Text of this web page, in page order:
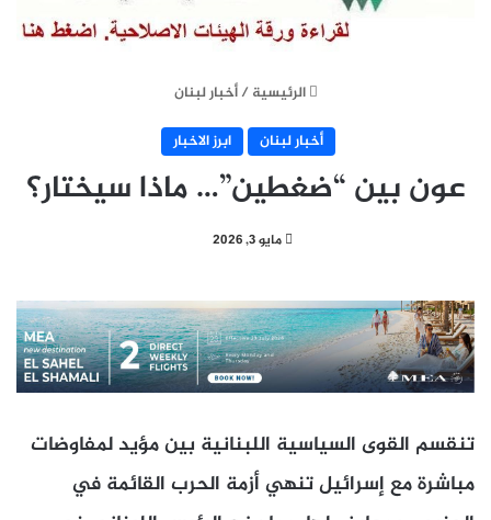
الرئيسية / أخبار لبنان
أخبار لبنان
ابرز الاخبار
عون بين “ضغطين”… ماذا سيختار؟
مايو 3, 2026
تنقسم القوى السياسية اللبنانية بين مؤيد لمفاوضات
مباشرة مع إسرائيل تنهي أزمة الحرب القائمة في